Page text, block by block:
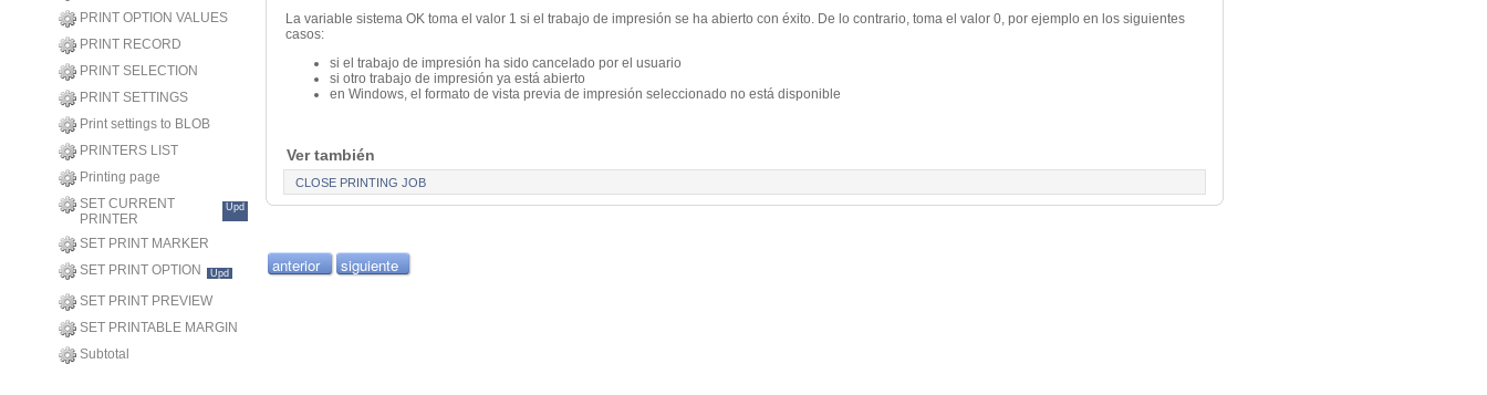
PRINT OPTION VALUES
PRINT RECORD
PRINT SELECTION
PRINT SETTINGS
Print settings to BLOB
PRINTERS LIST
Printing page
SET CURRENT
PRINTER
Upd
SET PRINT MARKER
SET PRINT OPTION
Upd
SET PRINT PREVIEW
SET PRINTABLE MARGIN
Subtotal
La variable sistema OK toma el valor 1 si el trabajo de impresión se ha abierto con éxito. De lo contrario, toma el valor 0, por ejemplo en los siguientes
casos:
si el trabajo de impresión ha sido cancelado por el usuario
si otro trabajo de impresión ya está abierto
en Windows, el formato de vista previa de impresión seleccionado no está disponible
Ver también
CLOSE PRINTING JOB
anterior siguiente